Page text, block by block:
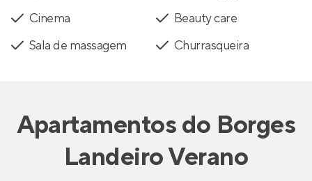
Cinema
Beauty care
Sala de massagem
Churrasqueira
Apartamentosdo Borges
Landeiro Verano